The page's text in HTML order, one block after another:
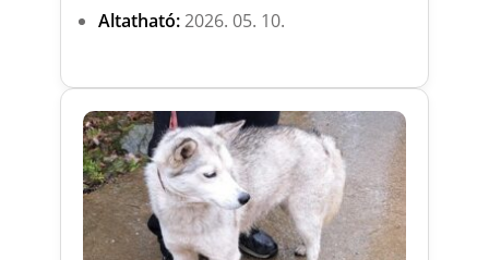
Altatható:2026. 05. 10.